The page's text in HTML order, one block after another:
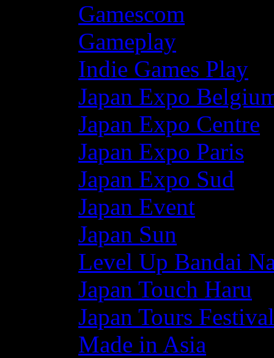
Gamescom
Gameplay
Indie Games Play
Japan Expo
Japan Expo Centre
Japan Expo Paris
Japan Expo Sud
Japan Event
Japan Sun
Level Up Bandai
Japan Touch Haru
Japan Tours Festival
Made in Asia